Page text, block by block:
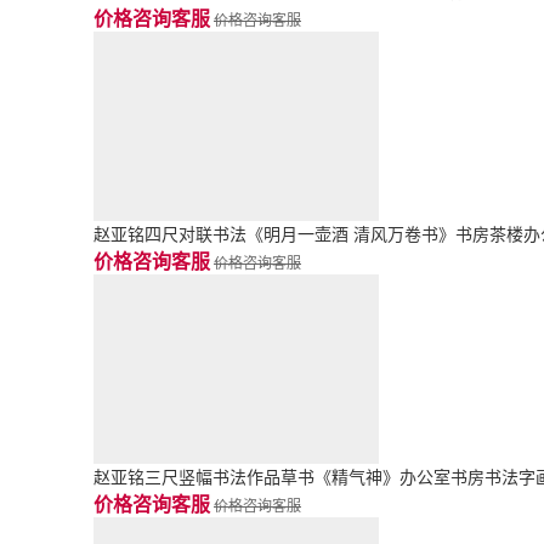
价格咨询客服 价格咨询客服
赵亚铭四尺对联书法《明月一壶酒 清风万卷书》书房茶楼
价格咨询客服 价格咨询客服
赵亚铭三尺竖幅书法作品草书《精气神》办公室书房书法字
价格咨询客服 价格咨询客服